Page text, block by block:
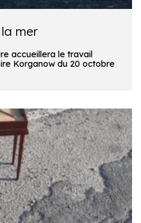
mer
accueillera le travail
Korganow du 20 octobre